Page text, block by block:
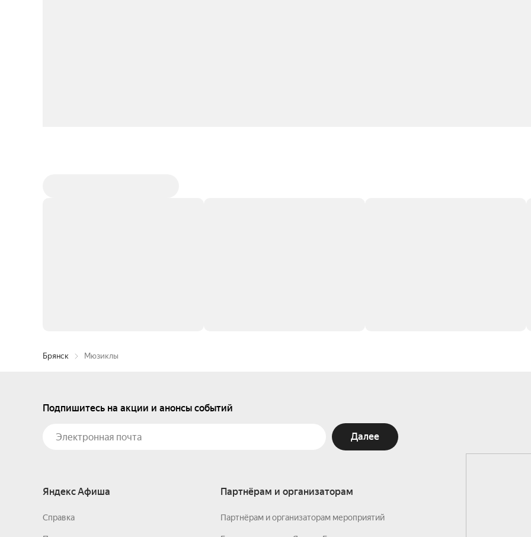
Брянск Мюзиклы
Подпишитесь на акции и анонсы событий
Далее
Яндекс Афиша
Справка
Партнёрам и организаторам
Партнёрам и организаторам мероприятий